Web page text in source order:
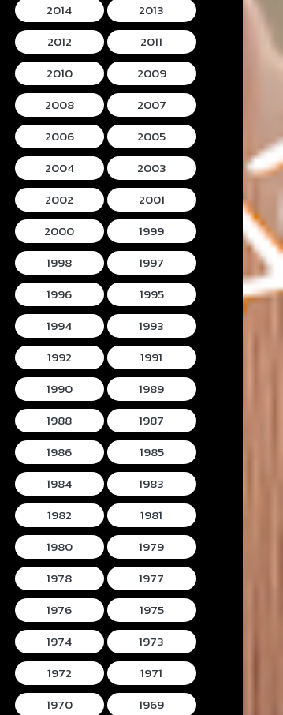
2014
2013
2012
2011
2010
2009
2008
2007
2006
2005
2004
2003
2002
2001
2000
1999
1998
1997
1996
1995
1994
1993
1992
1991
1990
1989
1988
1987
1986
1985
1984
1983
1982
1981
1980
1979
1978
1977
1976
1975
1974
1973
1972
1971
1970
1969